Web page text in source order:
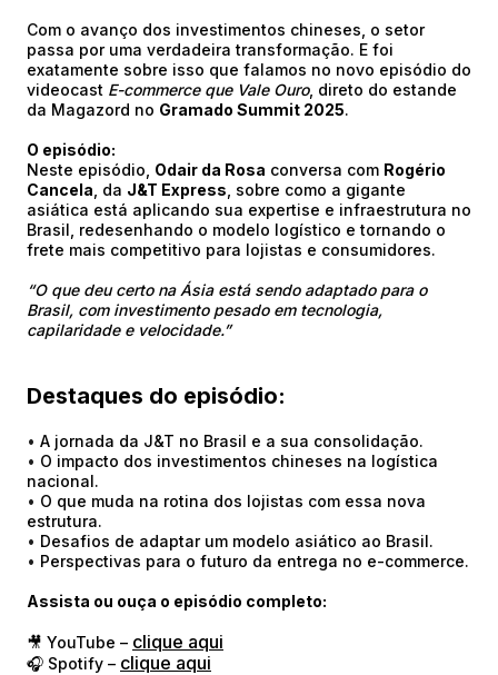
Com o avanço dos investimentos chineses, o setor
passa por uma verdadeira transformação. E foi
exatamente sobre isso que falamos no novo episódio do
videocast E-commerce que Vale Ouro, direto do estande
da Magazord no Gramado Summit 2025.
O episódio:
Neste episódio, Odair da Rosa conversa com Rogério
Cancela , da J&T Express , sobre como a gigante
asiática está aplicando sua expertise e infraestrutura no
Brasil, redesenhando o modelo logístico e tornando o
frete mais competitivo para lojistas e consumidores.
“O que deu certo na Ásia está sendo adaptado para o
Brasil, com investimento pesado em tecnologia,
capilaridade e velocidade.”
Destaques do episódio:
• A jornada da J&T no Brasil e a sua consolidação.
• O impacto dos investimentos chineses na logística
nacional.
• O que muda na rotina dos lojistas com essa nova
estrutura.
• Desafios de adaptar um modelo asiático ao Brasil.
• Perspectivas para o futuro da entrega no e-commerce.
Assista ou ouça o episódio completo:
🎥 YouTube – clique aqui
🎧 Spotify – clique aqui